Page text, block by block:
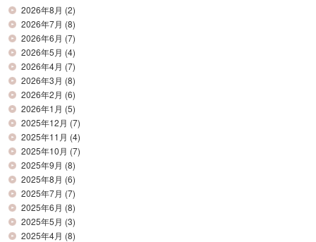
2026年8月 (2)
2026年7月 (8)
2026年6月 (7)
2026年5月 (4)
2026年4月 (7)
2026年3月 (8)
2026年2月 (6)
2026年1月 (5)
2025年12月 (7)
2025年11月 (4)
2025年10月 (7)
2025年9月 (8)
2025年8月 (6)
2025年7月 (7)
2025年6月 (8)
2025年5月 (3)
2025年4月 (8)